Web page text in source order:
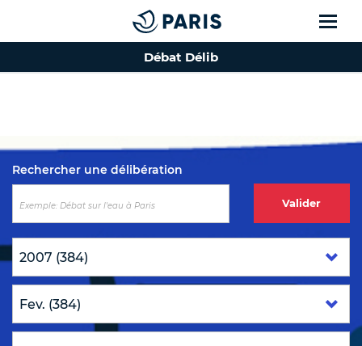
Top of the page
Débat Délib
Rechercher une délibération
Valider